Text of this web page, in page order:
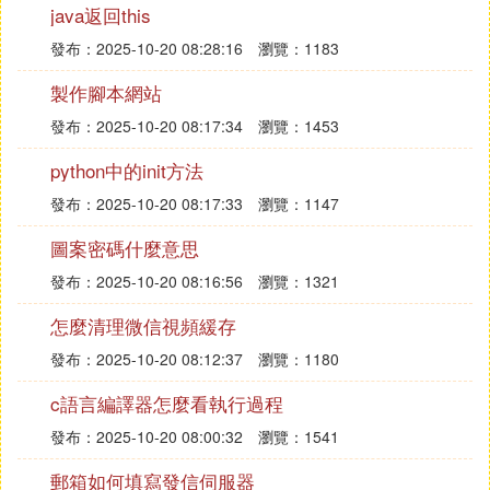
1.3 算術運算和邏輯運算
• 計算機中的二進制數運算方法
• 邏輯代數的基本運算和邏輯表達式的化簡
1.4 數學基礎知識
• 命題邏輯、謂詞邏輯、形式邏輯的基礎知識
• 常用數值計算（誤差、矩陣和行列式、近似求解方
程、插值、數值積分）
• 排列組合、概率論應用、應用統計（數據的統計分
析）
• 運算基本方法（預測與決策、線性規劃、網路圖、
模擬）
1.5 常用數據結構
• 數組（靜態數組、動態數組）、線性表、鏈表（單
向鏈表、雙向鏈表、循環鏈表）、隊列、棧、樹（二
叉樹、查找樹、平衡樹、線索樹、線索樹、堆）、圖
等的定義、存儲 和操作
• Hash（存儲地址計算，沖突處理）
java返回this
發布：2025-10-20 08:28:16 瀏覽：1183
製作腳本網站
發布：2025-10-20 08:17:34 瀏覽：1453
python中的init方法
發布：2025-10-20 08:17:33 瀏覽：1147
圖案密碼什麼意思
發布：2025-10-20 08:16:56 瀏覽：1321
怎麼清理微信視頻緩存
發布：2025-10-20 08:12:37 瀏覽：1180
c語言編譯器怎麼看執行過程
發布：2025-10-20 08:00:32 瀏覽：1541
郵箱如何填寫發信伺服器